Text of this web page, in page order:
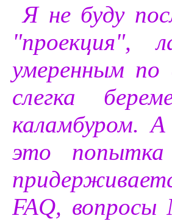
Я не буду
умеренным
слегка
каламбуром.
это попытка
FAQ,